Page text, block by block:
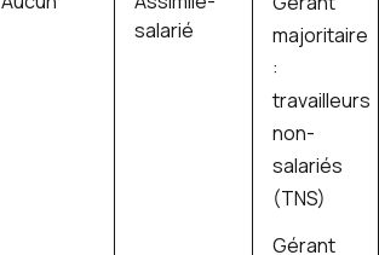
salarié
majoritaire
:
travailleurs
non-
salariés
(TNS)
Gérant